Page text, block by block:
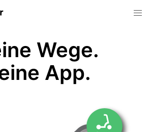
Wege.
App.